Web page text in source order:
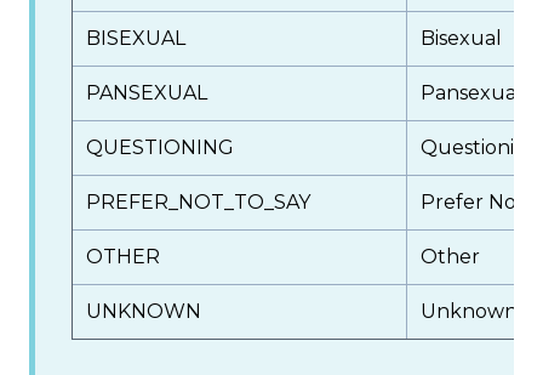
BISEXUAL Bisexual
PANSEXUAL Pansexual
QUESTIONING
PREFER_NOT_TO_SAY Prefer Not
OTHER Other
UNKNOWN Unknown/